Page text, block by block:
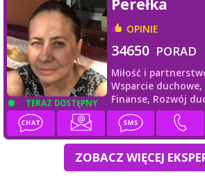
TERAZ DOSTĘPNY
Perełka
OPINIE
34650 PORAD
Miłość i
Wsparcie duchowe,
Finanse, Rozwój
ZOBACZ WIĘCEJ